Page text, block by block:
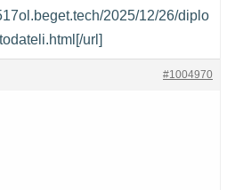
2025/12/26/diplo
url]
#1004970